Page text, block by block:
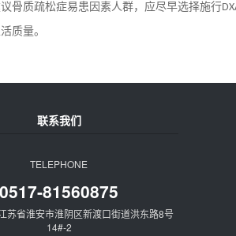
骨质疏松症易患因素人群，应尽早选择施行
质量。
联系我们
TELEPHONE
0517-81560875
苏省淮安市淮阴区新渡口街道洪东路8号
14#-2